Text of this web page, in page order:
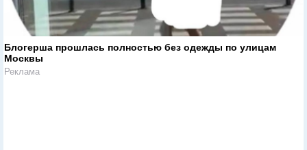
Блогерша прошлась полностью без одежды по улицам
Москвы
Реклама